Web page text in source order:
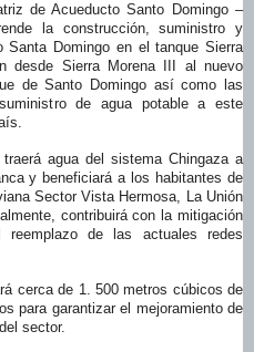
de Acueducto Santo Domingo –
la construcción, suministro y
Domingo en el tanque Sierra
desde Sierra Morena III al nuevo
de Santo Domingo así como las
de agua potable a este
agua del sistema Chingaza a
y beneficiará a los habitantes de
Sector Vista Hermosa, La Unión
contribuirá con la mitigación
de las actuales redes
cerca de 1. 500 metros cúbicos de
para garantizar el mejoramiento de
sector.